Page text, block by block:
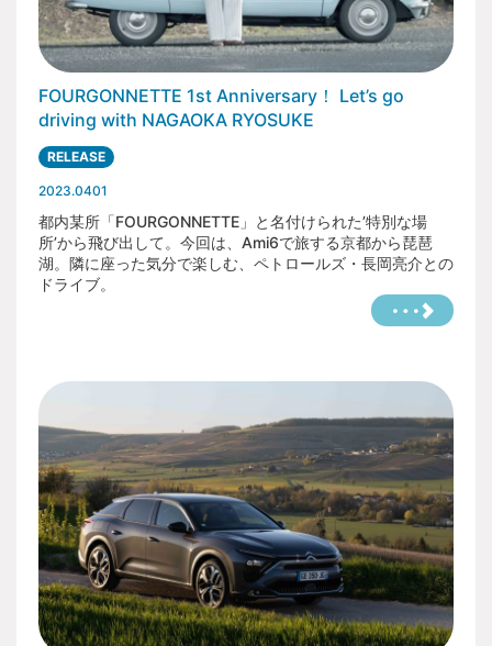
FOURGONNETTE 1st Anniversary！ Let’s go
driving with NAGAOKA RYOSUKE
RELEASE
2023.0401
都内某所「FOURGONNETTE」と名付けられた’特別な場
所’から飛び出して。今回は、Ami6で旅する京都から琵琶
湖。隣に座った気分で楽しむ、ペトロールズ・長岡亮介との
ドライブ。